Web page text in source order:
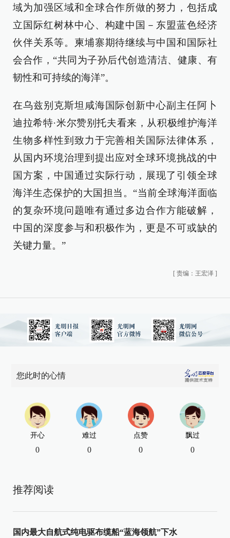
域为加强区域和全球合作所做的努力，包括成
立国际红树林中心、构建中国－东盟蓝色经济
伙伴关系等。柬埔寨期待继续与中国和国际社
会合作，“共同为子孙后代创造清洁、健康、有
韧性和可持续的海洋”。
在乌兹别克斯坦咸海国际创新中心副主任阿卜
迪拉希特·米尔赞别托夫看来，从积极维护海洋
生物多样性到致力于完善相关国际法律体系，
从国内环境治理到提出应对全球环境挑战的中
国方案，中国通过实际行动，展现了引领全球
海洋生态保护的大国担当。“当前全球海洋面临
的复杂环境问题唯有通过多边合作方能破解，
中国的深度参与和积极作为，更是不可或缺的
关键力量。”
[ 责编：王宏泽 ]
您此时的心情
开心
0
难过
0
点赞
0
飘过
0
推荐阅读
国内最大自航式纯电驱布缆船“蓝海领航”下水